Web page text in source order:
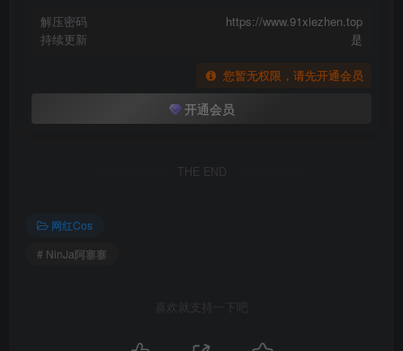
解压密码
https://www.91xiezhen.top
持续更新
是
您暂无权限，请先开通会员
开通会员
THE END
网红Cos
# NinJa阿寨寨
喜欢就支持一下吧